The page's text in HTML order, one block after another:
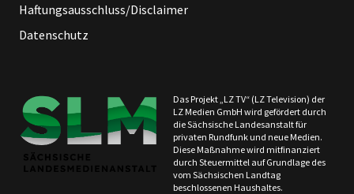
Haftungsausschluss/Disclaimer
Datenschutz
Das Projekt „LZ TV“ (LZ Television) der
LZ Medien GmbH wird gefördert durch
die Sächsische Landesanstalt für
privaten Rundfunk und neue Medien.
Diese Maßnahme wird mitfinanziert
durch Steuermittel auf Grundlage des
vom Sächsischen Landtag
beschlossenen Haushaltes.